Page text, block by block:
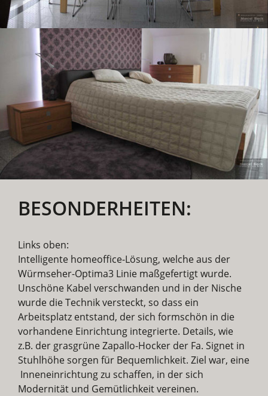
BESONDERHEITEN:
Links oben:
Intelligente homeoffice-Lösung, welche aus der
Würmseher-Optima3 Linie maßgefertigt wurde.
Unschöne Kabel verschwanden und in der Nische
wurde die Technik versteckt, so dass ein
Arbeitsplatz entstand, der sich formschön in die
vorhandene Einrichtung integrierte. Details, wie
z.B. der grasgrüne Zapallo-Hocker der Fa. Signet in
Stuhlhöhe sorgen für Bequemlichkeit. Ziel war, eine
Inneneinrichtung zu schaffen, in der sich
Modernität und Gemütlichkeit vereinen.